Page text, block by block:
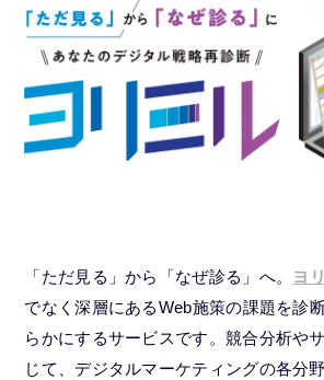
「ただ見る」から「なぜ診る」へ。 ヨ
でなく深層にあるWeb施策の課題を診
らかにするサービスです。競合分析や
じて、デジタルマーケティングの各分